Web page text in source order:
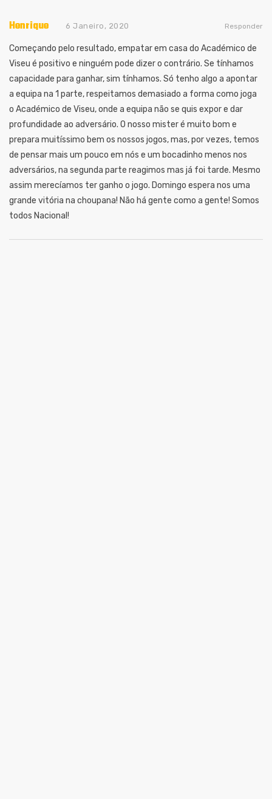
Henrique 6 Janeiro, 2020
Começando pelo resultado, empatar em casa do Académico de
Viseu é positivo e ninguém pode dizer o contrário. Se tínhamos
capacidade para ganhar, sim tínhamos. Só tenho algo a apontar
a equipa na 1 parte, respeitamos demasiado a forma como joga
o Académico de Viseu, onde a equipa não se quis expor e dar
profundidade ao adversário. O nosso mister é muito bom e
prepara muitíssimo bem os nossos jogos, mas, por vezes, temos
de pensar mais um pouco em nós e um bocadinho menos nos
adversários, na segunda parte reagimos mas já foi tarde. Mesmo
assim merecíamos ter ganho o jogo. Domingo espera nos uma
grande vitória na choupana! Não há gente como a gente! Somos
todos Nacional!
Responder